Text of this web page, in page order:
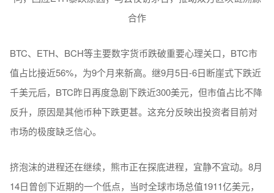
BTC、ETH、BCH等主要数字货币跌破重要心理关口，BTC市
值占比接近56%，为9个月来新高。继9月5日-6日断崖式下跌近
千美元后，BTC昨日再度急剧下跌近300美元，但市值占比不降
反升，原因是其他币种下跌更甚。这充分反映出投资者目前对
市场的极度缺乏信心。
挤泡沫的进程还在继续，熊市正在探底进程，宜静不宜动。8月
14日曾创下近期的一个低点，当时全球市场总值1911亿美元，